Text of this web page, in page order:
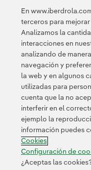
Newsletter
Enlace
Esta página está
Política de
Contacta Clientes
Transparencia en
Configuración de
© 2026
En
terceros para
Analizamos la
interacciones en
analizando de
navegación y
la web y en algunos
utilizadas para
cuenta que la no
interferir en el
ejemplo la
información puedes
Cookies
Configuración de
¿Aceptas las